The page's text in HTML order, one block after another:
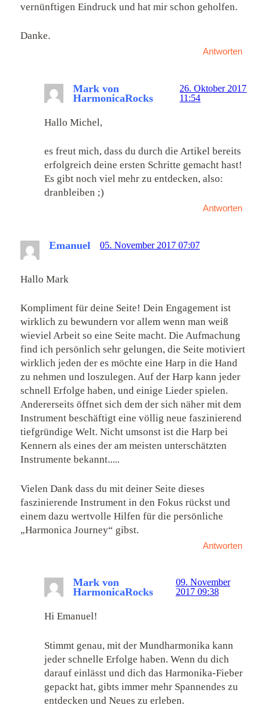
vernünftigen Eindruck und hat mir schon geholfen.
Danke.
Antworten
Mark von
HarmonicaRocks
26. Oktober 2017
11:54
Hallo Michel,
es freut mich, dass du durch die Artikel bereits
erfolgreich deine ersten Schritte gemacht hast!
Es gibt noch viel mehr zu entdecken, also:
dranbleiben ;)
Antworten
Emanuel 05. November 2017 07:07
Hallo Mark
Kompliment für deine Seite! Dein Engagement ist
wirklich zu bewundern vor allem wenn man weiß
wieviel Arbeit so eine Seite macht. Die Aufmachung
find ich persönlich sehr gelungen, die Seite motiviert
wirklich jeden der es möchte eine Harp in die Hand
zu nehmen und loszulegen. Auf der Harp kann jeder
schnell Erfolge haben, und einige Lieder spielen.
Andererseits öffnet sich dem der sich näher mit dem
Instrument beschäftigt eine völlig neue faszinierend
tiefgründige Welt. Nicht umsonst ist die Harp bei
Kennern als eines der am meisten unterschätzten
Instrumente bekannt.....
Vielen Dank dass du mit deiner Seite dieses
faszinierende Instrument in den Fokus rückst und
einem dazu wertvolle Hilfen für die persönliche
„Harmonica Journey“ gibst.
Antworten
Mark von
HarmonicaRocks
09. November
2017 09:38
Hi Emanuel!
Stimmt genau, mit der Mundharmonika kann
jeder schnelle Erfolge haben. Wenn du dich
darauf einlässt und dich das Harmonika-Fieber
gepackt hat, gibts immer mehr Spannendes zu
entdecken und Neues zu erleben.